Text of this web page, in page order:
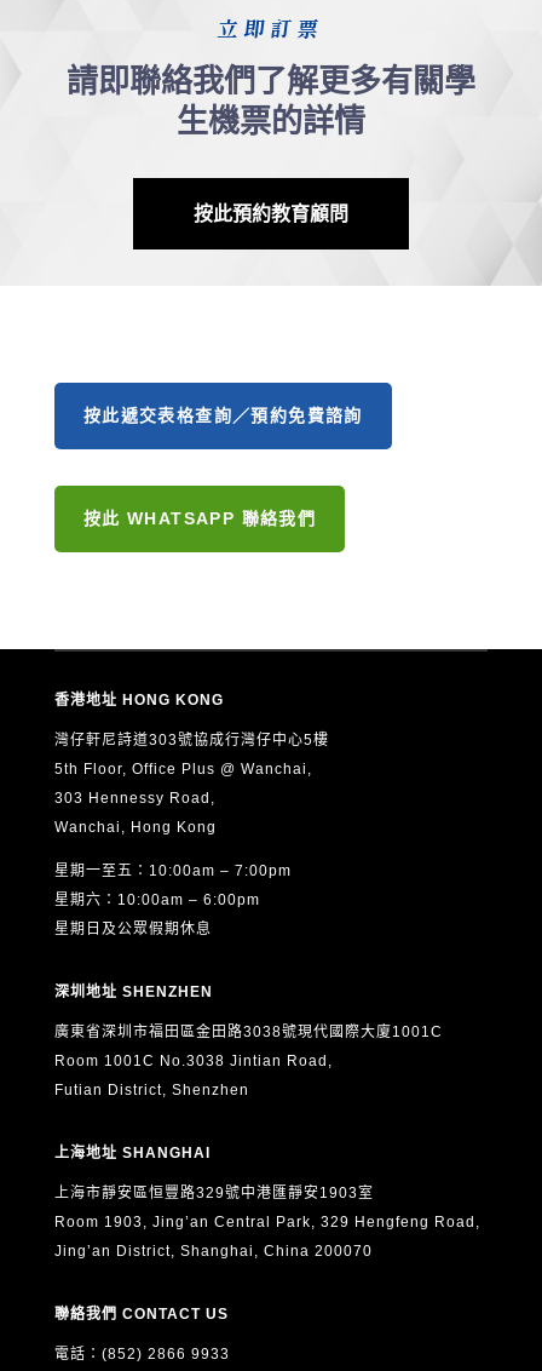
立即訂票
請即聯絡我們了解更多有關學
生機票的詳情
按此預約教育顧問
按此遞交表格查詢／預約免費諮詢
按此 WHATSAPP 聯絡我們
香港地址 HONG KONG
灣仔軒尼詩道303號協成行灣仔中心5樓
5th Floor, Office Plus @ Wanchai,
303 Hennessy Road,
Wanchai, Hong Kong
星期一至五：10:00am – 7:00pm
星期六：10:00am – 6:00pm
星期日及公眾假期休息
深圳地址 SHENZHEN
廣東省深圳市福田區金田路3038號現代國際大廈1001C
Room 1001C No.3038 Jintian Road,
Futian District, Shenzhen
上海地址 SHANGHAI
上海市靜安區恒豐路329號中港匯靜安1903室
Room 1903, Jing’an Central Park, 329 Hengfeng Road,
Jing’an District, Shanghai, China 200070
聯絡我們 CONTACT US
電話：(852) 2866 9933